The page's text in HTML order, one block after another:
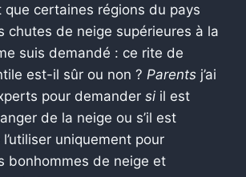
que certaines régions du pays
chutes de neige supérieures à la
suis demandé : ce rite de
est-il sûr ou non ? Parents j’ai
pour demander si il est
de la neige ou s’il est
uniquement pour
bonhommes de neige et